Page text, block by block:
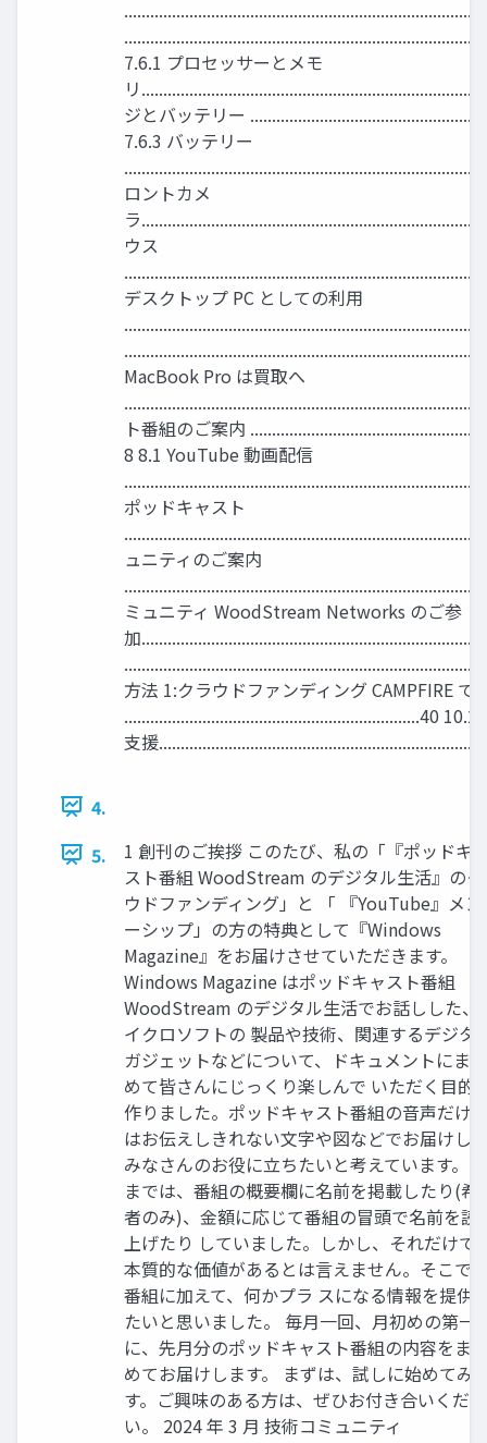
7.6.1 プロセッサーとメモ
リ
ジとバッテリー
7.6.3 バッテリー
ロントカメ
ラ
ウス
デスクトップ PC としての利用
MacBook Pro は買取へ
ト番組のご案内
8 8.1 YouTube 動画配信
ポッドキャスト
ュニティのご案内
ミュニティ WoodStream Networks のご参
加
方法 1:クラウドファンディング CAMPFIRE で
....................................................................40
支援
4.
5.
1 創刊のご挨拶 このたび、私の「『ポッドキ
スト番組 WoodStream のデジタル生活』の
ウドファンディング」と 「 『YouTube』メ
ーシップ」の方の特典として『Windows
Magazine』をお届けさせていただきます。
Windows Magazine はポッドキャスト番組
WoodStream のデジタル生活でお話しした、
イクロソフトの 製品や技術、関連するデジタ
ガジェットなどについて、ドキュメントにまと
めて皆さんにじっくり楽しんで いただく目的
作りました。ポッドキャスト番組の音声だけ
はお伝えしきれない文字や図などでお届けし
みなさんのお役に立ちたいと考えています。
までは、番組の概要欄に名前を掲載したり(希
者のみ)、金額に応じて番組の冒頭で名前を読
上げたり していました。しかし、それだけで
本質的な価値があるとは言えません。そこで、
番組に加えて、何かプラ スになる情報を提供
たいと思いました。 毎月一回、月初めの第一
に、先月分のポッドキャスト番組の内容をま
めてお届けします。 まずは、試しに始めてみ
す。ご興味のある方は、ぜひお付き合いくださ
い。 2024 年 3 月 技術コミュニティ